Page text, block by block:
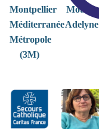
Montpellier
Méditerranée
Métropole
(3M)
Mousty
Adelyne